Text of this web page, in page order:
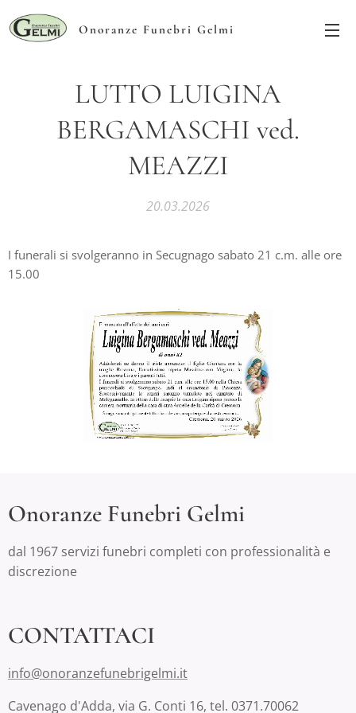
Onoranze Funebri Gelmi
LUTTO LUIGINA
BERGAMASCHI ved.
MEAZZI
20.03.2026
I funerali si svolgeranno in Secugnago sabato 21 c.m. alle ore
15.00
Onoranze Funebri Gelmi
dal 1967 servizi funebri completi con professionalità e
discrezione
CONTATTACI
info@onoranzefunebrigelmi.it
Cavenago d'Adda, via G. Conti 16, tel. 0371.70062